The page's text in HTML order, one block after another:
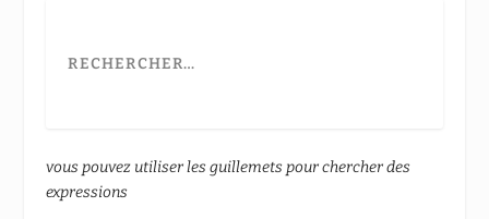
vous pouvez utiliser les guillemets pour chercher des
expressions